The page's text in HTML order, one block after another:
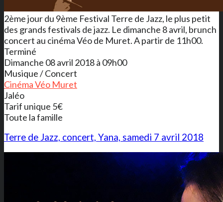
2ème jour du 9ème Festival Terre de Jazz, le plus petit
des grands festivals de jazz. Le dimanche 8 avril, brunch
concert au cinéma Véo de Muret. A partir de 11h00.
Terminé
Dimanche 08 avril 2018 à 09h00
Musique / Concert
Cinéma Véo Muret
Jaléo
Tarif unique 5€
Toute la famille
Terre de Jazz, concert, Yana, samedi 7 avril 2018